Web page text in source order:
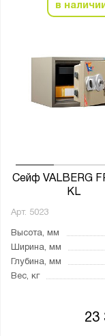
в
Сейф VALBERG
KL
Арт. 5023
Высота, мм
Ширина, мм
Глубина, мм
Вес, кг
23
FRS
Алмаз
ВК
Гарант
Кварцит
ЛС
СМ